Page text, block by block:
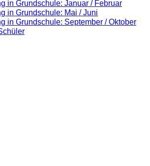
in Grundschule: Januar / Februar
in Grundschule: Mai / Juni
in Grundschule: September / Oktober